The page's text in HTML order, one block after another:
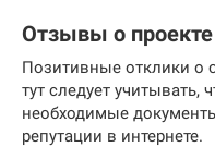
Отзывы о проекте
Позитивные отклики о
тут следует учитывать,
необходимые
репутации в интернете.